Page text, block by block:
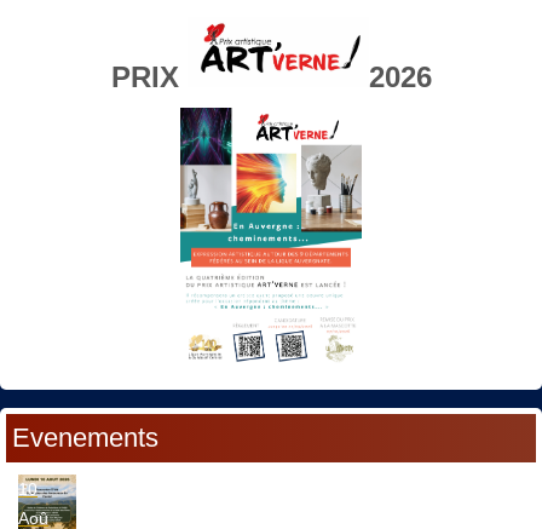
PRIX 2026
Evenements
10
Aoû